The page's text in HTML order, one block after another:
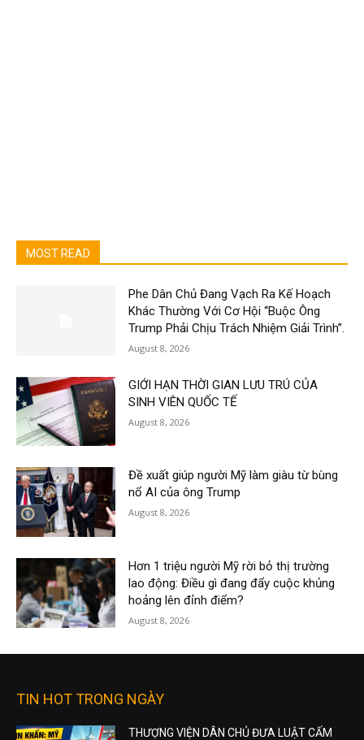
MOST READ
Phe Dân Chủ Đang Vạch Ra Kế Hoạch
Khác Thường Với Cơ Hội “Buộc Ông
Trump Phải Chịu Trách Nhiệm Giải Trình”.
August 8, 2026
GIỚI HẠN THỜI GIAN LƯU TRÚ CỦA
SINH VIÊN QUỐC TẾ
August 8, 2026
Đề xuất giúp người Mỹ làm giàu từ bùng
nổ AI của ông Trump
August 8, 2026
Hơn 1 triệu người Mỹ rời bỏ thị trường
lao động: Điều gì đang đẩy cuộc khủng
hoảng lên đỉnh điểm?
August 8, 2026
TIN HOT TRONG NGÀY
THƯỢNG VIỆN DÂN CHỦ ĐƯA LUẬT CẤM